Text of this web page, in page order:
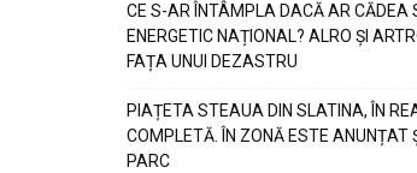
CE S-AR ÎNTÂMPLA DACĂ AR CĂDEA
ENERGETIC NAȚIONAL? ALRO ȘI
FAȚA UNUI DEZASTRU
PIAȚETA STEAUA DIN SLATINA, ÎN
COMPLETĂ. ÎN ZONĂ ESTE ANUNȚAT
PARC